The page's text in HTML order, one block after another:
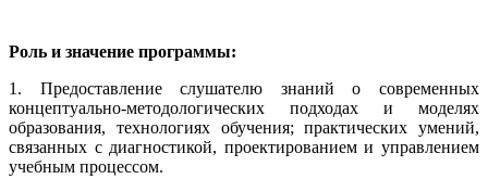
Роль и значение программы:
1. Предоставление слушателю знаний о современных
концептуально-методологических подходах и моделях
образования, технологиях обучения; практических умений,
связанных с диагностикой, проектированием и управлением
учебным процессом.